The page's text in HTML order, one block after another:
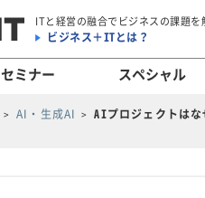
ITと経営の融合でビジネスの課題を
ビジネス＋ITとは？
セミナー スペシャル
AI・生成AI AIプロジェクトは